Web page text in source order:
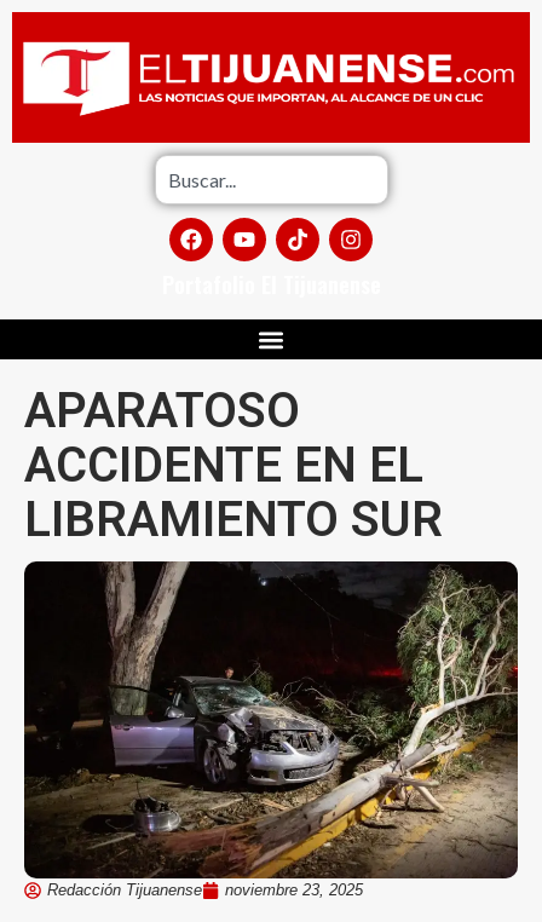
APARATOSO
ACCIDENTE EN EL
LIBRAMIENTO SUR
Redacción Tijuanense noviembre 23, 2025